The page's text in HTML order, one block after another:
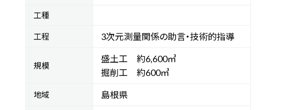
工種
工程 3次元測量関係の助言・技術的指導
規模
盛土工 約6,600㎥
掘削工 約600㎥
地域 島根県